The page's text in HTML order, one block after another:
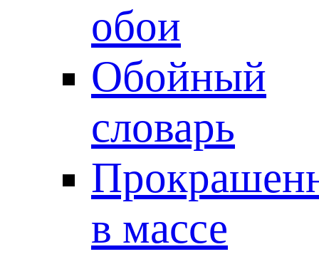
обои
Обойный
словарь
в массе